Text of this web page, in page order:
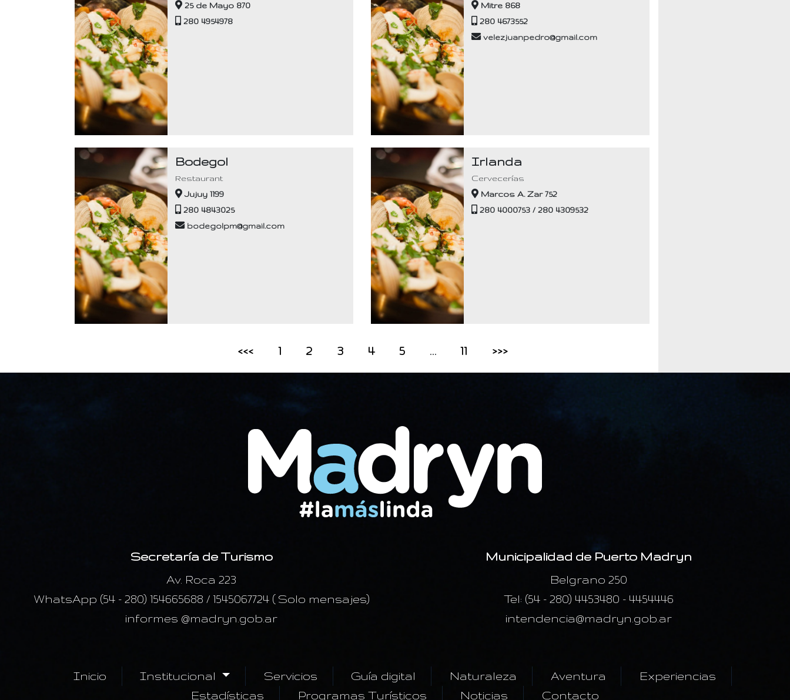
25 de Mayo 870
280 4954978
Mitre 868
280 4673552
velezjuanpedro@gmail.com
Bodegol
Restaurant
Jujuy 1199
280 4843025
bodegolpm@gmail.com
Irlanda
Cervecerías
Marcos A. Zar 752
280 4000753 / 280 4309532
<<< 1 2 3 4 5 … 11 >>>
Secretaría de Turismo
Av. Roca 223
WhatsApp (54 - 280) 154665688 / 1545067724 ( Solo mensajes)
informes @madryn.gob.ar
Municipalidad de Puerto Madryn
Belgrano 250
Tel: (54 - 280) 4453480 - 4454446
intendencia@madryn.gob.ar
Inicio Institucional Servicios Guía digital Naturaleza Aventura
Experiencias
Estadísticas
Programas Turísticos Noticias Contacto